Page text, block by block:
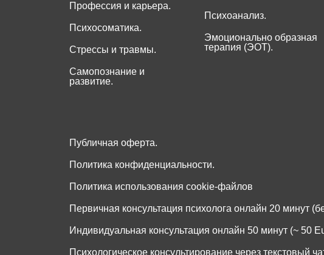
Профессия и карьера.
Психосоматика.
Стрессы и травмы.
Самопознание и
развитие.
Психоанализ.
Эмоционально образная
терапия (ЭОТ).
Публичная оферта.
Политика конфиденциальности.
Политика использования cookie-файлов
Первичная консультация психолога онлайн 20 минут
Индивидуальная консультация онлайн 50 минут (~ 50
Психологическое консультирование через текстовый